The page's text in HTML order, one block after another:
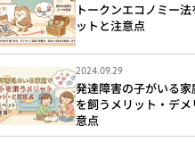
トークンエコノミー
ットと注意点
2024.09.29
発達障害の子がいる家
を飼うメリット・デ
意点